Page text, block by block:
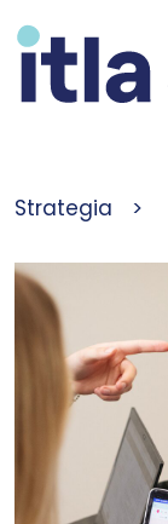
Strategia >